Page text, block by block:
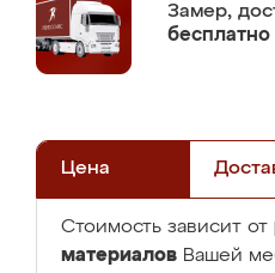
Замер,
бесплатно
Цена
Стоимость зависит от
материалов Вашей